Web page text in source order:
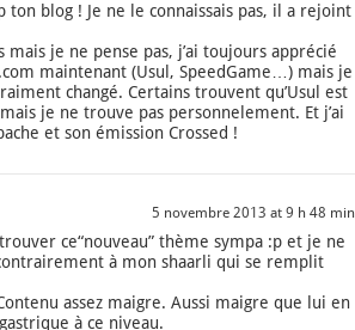
ton blog ! Je ne le connais­sais pas, il a rejoint
je ne pense pas, j’ai tou­jours appré­cié
main­te­nant (Usul, Speed­Game…) mais je
chan­gé. Cer­tains trouvent qu’U­sul est
je ne trouve pas per­son­ne­le­ment. Et j’ai
et son émis­sion Cros­sed !
5 novembre 2013 at 9 h 48 min
ce“nouveau” thème sym­pa :p et je ne
à mon shaar­li qui se rem­plit
assez maigre. Aus­si maigre que lui en
à ce niveau.